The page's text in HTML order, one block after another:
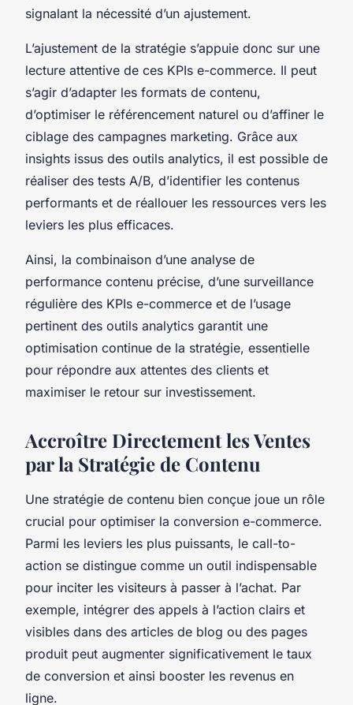
signalant la nécessité d’un ajustement.
L’ajustement de la stratégie s’appuie donc sur une
lecture attentive de ces KPIs e-commerce. Il peut
s’agir d’adapter les formats de contenu,
d’optimiser le référencement naturel ou d’affiner le
ciblage des campagnes marketing. Grâce aux
insights issus des outils analytics, il est possible de
réaliser des tests A/B, d’identifier les contenus
performants et de réallouer les ressources vers les
leviers les plus efficaces.
Ainsi, la combinaison d’une analyse de
performance contenu précise, d’une surveillance
régulière des KPIs e-commerce et de l’usage
pertinent des outils analytics garantit une
optimisation continue de la stratégie, essentielle
pour répondre aux attentes des clients et
maximiser le retour sur investissement.
Accroître Directement les Ventes
par la Stratégie de Contenu
Une stratégie de contenu bien conçue joue un rôle
crucial pour optimiser la conversion e-commerce.
Parmi les leviers les plus puissants, le call-to-
action se distingue comme un outil indispensable
pour inciter les visiteurs à passer à l’achat. Par
exemple, intégrer des appels à l’action clairs et
visibles dans des articles de blog ou des pages
produit peut augmenter significativement le taux
de conversion et ainsi booster les revenus en
ligne.